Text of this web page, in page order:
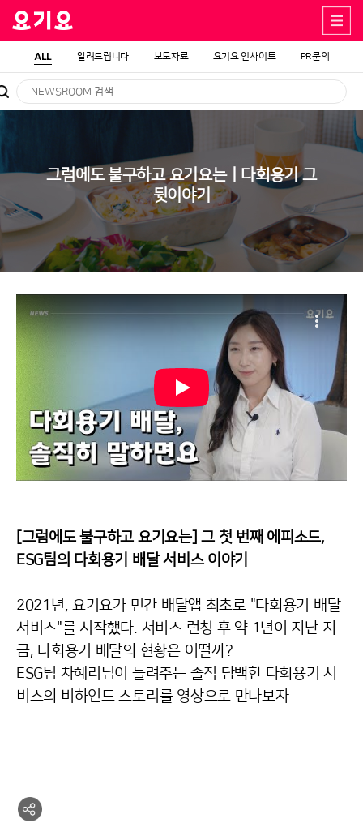
ALL 알려드립니다 보도자료 요기요 인사이트 PR문의
그럼에도 불구하고 요기요는ㅣ다회용기 그
뒷이야기
[그럼에도 불구하고 요기요는] 그 첫 번째 에피소드,
ESG팀의 다회용기 배달 서비스 이야기
2021년, 요기요가 민간 배달앱 최초로 "다회용기 배달
서비스"를 시작했다. 서비스 런칭 후 약 1년이 지난 지
금, 다회용기 배달의 현황은 어떨까?
ESG팀 차혜리님이 들려주는 솔직 담백한 다회용기 서
비스의 비하인드 스토리를 영상으로 만나보자.